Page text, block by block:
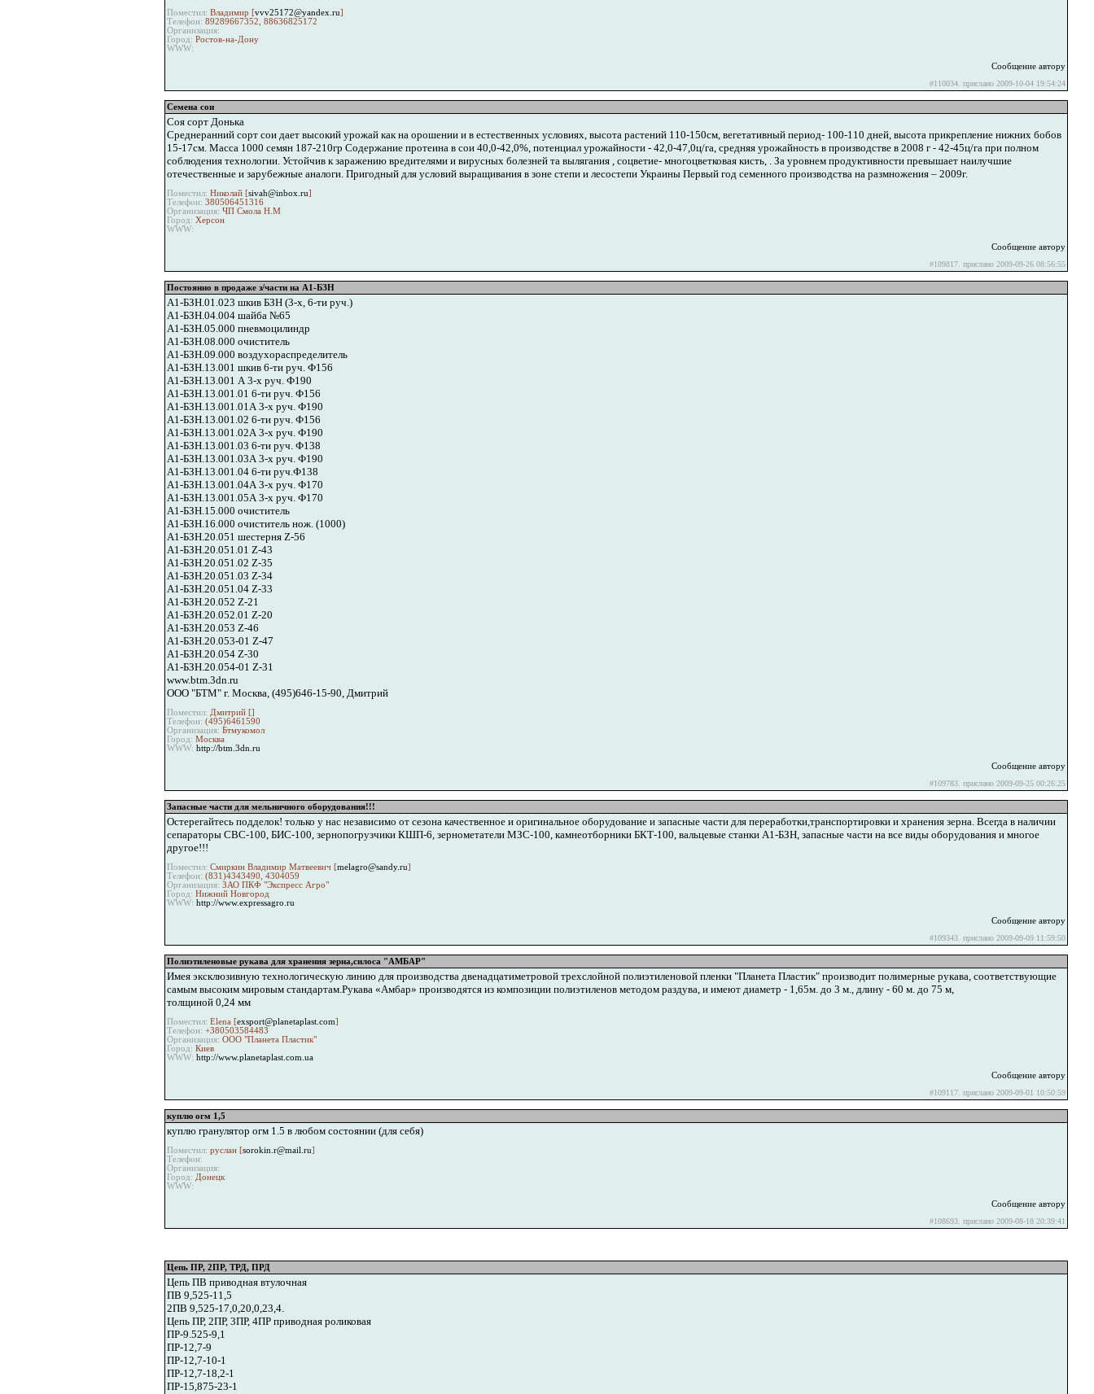
Поместил: Владимир [vvv25172@yandex.ru]
Телефон: 89289667352, 88636825172
Организация:
Город: Ростов-на-Дону
WWW:
Сообщение автору
#110034. прислано 2009-10-04 19:54:24
Семена сои
Соя сорт Донька
Среднеранний сорт сои дает высокий урожай как на орошении и в естественных условиях, высота растений 110-150см, вегетативный период- 100-110 дней, высота прикрепление нижних бобов
15-17см. Масса 1000 семян 187-210гр Содержание протеина в сои 40,0-42,0%, потенциал урожайности - 42,0-47,0ц/га, средняя урожайность в производстве в 2008 г - 42-45ц/га при полном
соблюдения технологии. Устойчив к заражению вредителями и вирусных болезней та вылягания , соцветие- многоцветковая кисть, . За уровнем продуктивности превышает наилучшие
отечественные и зарубежные аналоги. Пригодный для условий выращивания в зоне степи и лесостепи Украины Первый год семенного производства на размножения – 2009г.
Поместил: Николай [sivah@inbox.ru]
Телефон: 380506451316
Организация: ЧП Смола Н.М
Город: Херсон
WWW:
Сообщение автору
#109817. прислано 2009-09-26 08:56:55
Постоянно в продаже з/части на А1-БЗН
А1-БЗН.01.023 шкив БЗН (3-х, 6-ти руч.)
А1-БЗН.04.004 шайба №65
А1-БЗН.05.000 пневмоцилиндр
А1-БЗН.08.000 очиститель
А1-БЗН.09.000 воздухораспределитель
А1-БЗН.13.001 шкив 6-ти руч. Ф156
А1-БЗН.13.001 А 3-х руч. Ф190
А1-БЗН.13.001.01 6-ти руч. Ф156
А1-БЗН.13.001.01А 3-х руч. Ф190
А1-БЗН.13.001.02 6-ти руч. Ф156
А1-БЗН.13.001.02А 3-х руч. Ф190
А1-БЗН.13.001.03 6-ти руч. Ф138
А1-БЗН.13.001.03А 3-х руч. Ф190
А1-БЗН.13.001.04 6-ти руч.Ф138
А1-БЗН.13.001.04А 3-х руч. Ф170
А1-БЗН.13.001.05А 3-х руч. Ф170
А1-БЗН.15.000 очиститель
А1-БЗН.16.000 очиститель нож. (1000)
А1-БЗН.20.051 шестерня Z-56
А1-БЗН.20.051.01 Z-43
А1-БЗН.20.051.02 Z-35
А1-БЗН.20.051.03 Z-34
А1-БЗН.20.051.04 Z-33
А1-БЗН.20.052 Z-21
А1-БЗН.20.052.01 Z-20
А1-БЗН.20.053 Z-46
А1-БЗН.20.053-01 Z-47
А1-БЗН.20.054 Z-30
А1-БЗН.20.054-01 Z-31
www.btm.3dn.ru
ООО "БТМ" г. Москва, (495)646-15-90, Дмитрий
Поместил: Дмитрий []
Телефон: (495)6461590
Организация: Бтмукомол
Город: Москва
WWW: http://btm.3dn.ru
Сообщение автору
#109783. прислано 2009-09-25 00:26:25
Запасные части для мельничного оборудования!!!
Остерегайтесь подделок! только у нас независимо от сезона качественное и оригинальное оборудование и запасные части для переработки,транспортировки и хранения зерна. Всегда в наличии
сепараторы СВС-100, БИС-100, зернопогрузчики КШП-6, зернометатели МЗС-100, камнеотборники БКТ-100, вальцевые станки А1-БЗН, запасные части на все виды оборудования и многое
другое!!!
Поместил: Смиркин Владимир Матвеевич [melagro@sandy.ru]
Телефон: (831)4343490, 4304059
Организация: ЗАО ПКФ "Экспресс Агро"
Город: Нижний Новгород
WWW: http://www.expressagro.ru
Сообщение автору
#109343. прислано 2009-09-09 11:59:50
Полиэтиленовые рукава для хранения зерна,силоса "АМБАР"
Имея эксклюзивную технологическую линию для производства двенадцатиметровой трехслойной полиэтиленовой пленки "Планета Пластик" производит полимерные рукава, соответствующие
самым высоким мировым стандартам.Рукава «Амбар» производятся из композиции полиэтиленов методом раздува, и имеют диаметр - 1,65м. до 3 м., длину - 60 м. до 75 м,
толщиной 0,24 мм
Поместил: Elena [exsport@planetaplast.com]
Телефон: +380503584483
Организация: ООО "Планета Пластик"
Город: Киев
WWW: http://www.planetaplast.com.ua
Сообщение автору
#109117. прислано 2009-09-01 10:50:59
куплю огм 1,5
куплю гранулятор огм 1.5 в любом состоянии (для себя)
Поместил: руслан [sorokin.r@mail.ru]
Телефон:
Организация:
Город: Донецк
WWW:
Сообщение автору
#108693. прислано 2009-08-18 20:39:41
Цепь ПР, 2ПР, ТРД, ПРД
Цепь ПВ приводная втулочная
ПВ 9,525-11,5
2ПВ 9,525-17,0,20,0,23,4.
Цепь ПР, 2ПР, 3ПР, 4ПР приводная роликовая
ПР-9.525-9,1
ПР-12,7-9
ПР-12,7-10-1
ПР-12,7-18,2-1
ПР-15,875-23-1